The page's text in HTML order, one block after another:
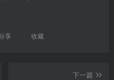
享 收藏
下一篇